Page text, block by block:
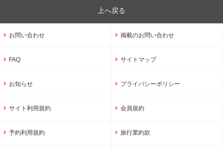
上へ戻る
お問い合わせ 掲載のお問い合わせ
FAQ サイトマップ
お知らせ プライバシーポリシー
サイト利用規約 会員規約
予約利用規約 旅行業約款